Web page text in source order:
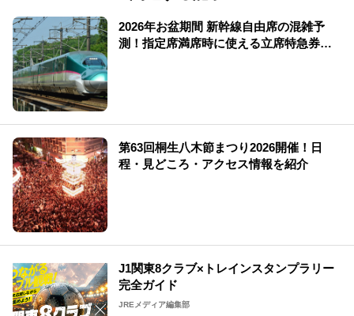
2026年お盆期間 新幹線自由席の混雑予
測！指定席満席時に使える立席特急券も
第63回桐生八木節まつり2026開催！日
程・見どころ・アクセス情報を紹介
J1関東8クラブ×トレインスタンプラリー
完全ガイド
JREメディア編集部